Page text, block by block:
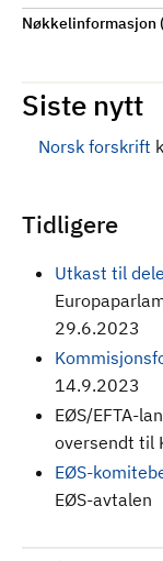
Nøkkelinformasjon
Siste nytt
Norsk forskrift
Tidligere
Utkast til
29.6.2023
14.9.2023
EØS/EFTA-
oversendt til
EØS-
EØS-avtalen